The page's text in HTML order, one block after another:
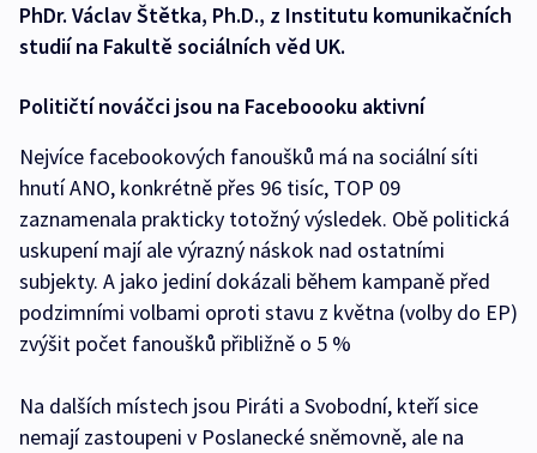
PhDr. Václav Štětka, Ph.D., z Institutu komunikačních
studií na Fakultě sociálních věd UK.
Političtí nováčci jsou na Faceboooku aktivní
Nejvíce facebookových fanoušků má na sociální síti
hnutí ANO, konkrétně přes 96 tisíc, TOP 09
zaznamenala prakticky totožný výsledek. Obě politická
uskupení mají ale výrazný náskok nad ostatními
subjekty. A jako jediní dokázali během kampaně před
podzimními volbami oproti stavu z května (volby do EP)
zvýšit počet fanoušků přibližně o 5 %
Na dalších místech jsou Piráti a Svobodní, kteří sice
nemají zastoupeni v Poslanecké sněmovně, ale na